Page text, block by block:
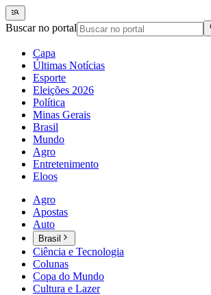
Buscar no portal
Capa
Últimas Notícias
Esporte
Eleições 2026
Política
Minas Gerais
Brasil
Mundo
Agro
Entretenimento
Eloos
Agro
Apostas
Auto
Brasil
Ciência e Tecnologia
Colunas
Copa do Mundo
Cultura e Lazer